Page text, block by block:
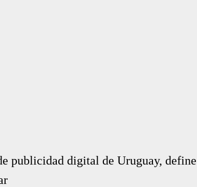
publicidad digital de Uruguay,